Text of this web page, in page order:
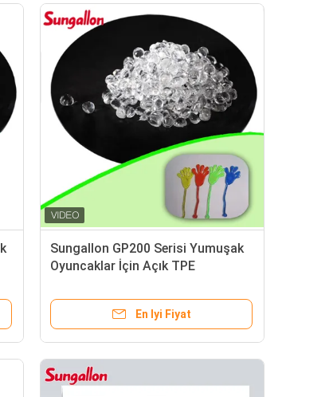
Sungallon GP200 Serisi Yumuşak
Oyuncaklar İçin Açık TPE
En Iyi Fiyat